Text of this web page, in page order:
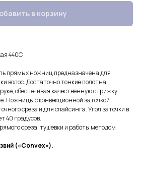
в корзину
440С
прямых ножниц предназначена для
волос. Достаточно тонкие полотна.
обеспечивая качественную стрижку.
Ножницы с конвекционной заточкой
среза и для слайсинга. Угол заточки в
40 градусов.
среза, тушевки и работы методом
(«Convex»).